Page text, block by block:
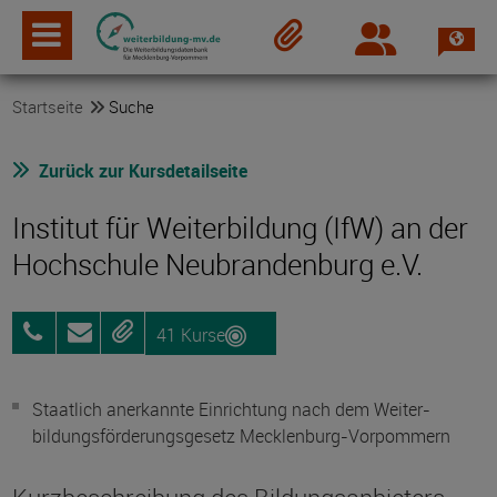
Login
Startseite Suche
Zurück zur Kursdetailseite
Institut für Weiterbildung (IfW) an der
Hochschule Neubrandenburg e.V.
0395
5693-
AnfragenMerken41 Kurse
Staatlich anerkannte Einrichtung nach dem Weiter­
bildungs­förderungs­gesetz Mecklenburg-Vorpommern